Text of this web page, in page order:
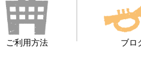
ご利用方法 ブロ